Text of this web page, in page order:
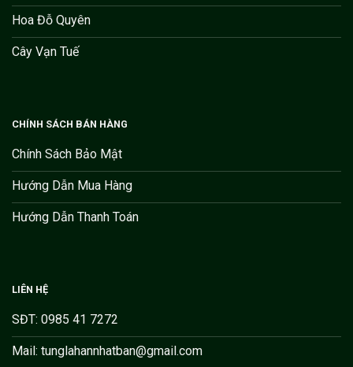
Hoa Đỗ Quyên
Cây Vạn Tuế
CHÍNH SÁCH BÁN HÀNG
Chính Sách Bảo Mật
Hướng Dẫn Mua Hàng
Hướng Dẫn Thanh Toán
LIÊN HỆ
SĐT: 0985 41 7272
Mail: tunglahannhatban@gmail.com